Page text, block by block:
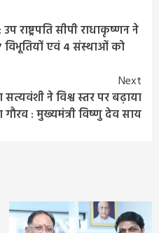
राष्ट्रपति सीपी राधाकृष्णन ने
एवं 4 संस्थाओं को
Next
ने विश्व स्तर पर बढ़ाया
गौरव : मुख्यमंत्री विष्णु देव साय